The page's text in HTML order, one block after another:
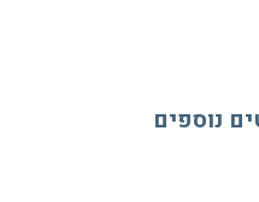
נוספים